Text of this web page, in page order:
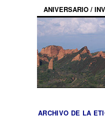
ANIVERSARIO /
ARCHIVO DE LA